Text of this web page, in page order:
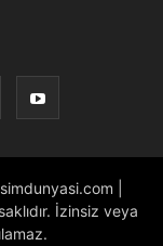
|
İzinsiz veya